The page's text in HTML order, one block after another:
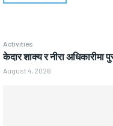
Activities
केदार शाक्य र नीरा अधिकारीमा
August 4, 2026